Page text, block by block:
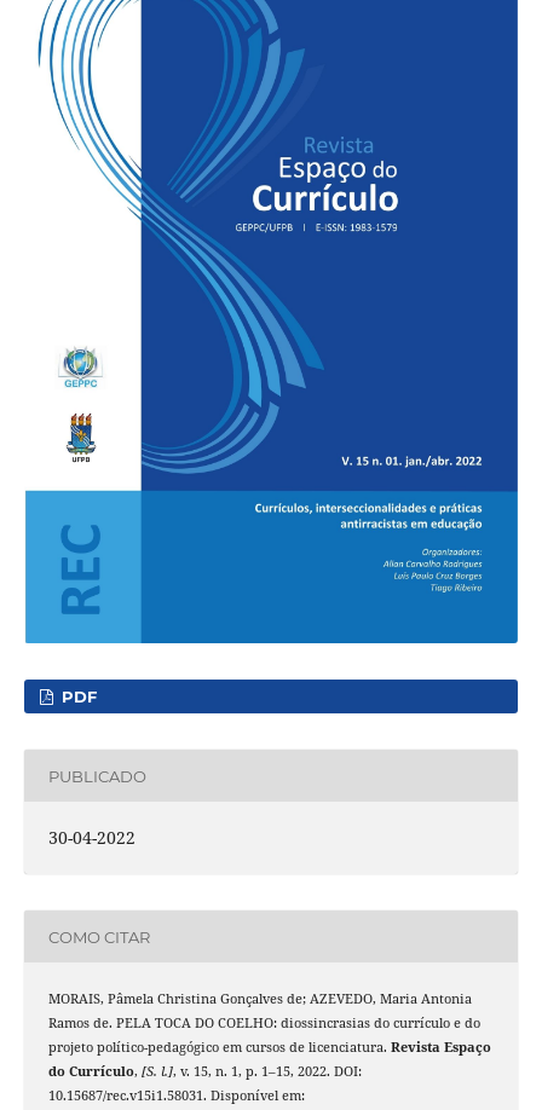
PDF
PUBLICADO
30-04-2022
COMO CITAR
MORAIS, Pâmela Christina Gonçalves de; AZEVEDO, Maria Antonia
Ramos de. PELA TOCA DO COELHO: diossincrasias do currículo e do
projeto político-pedagógico em cursos de licenciatura. Revista Espaço
do Currículo, [S. l.], v. 15, n. 1, p. 1–15, 2022. DOI:
10.15687/rec.v15i1.58031. Disponível em: